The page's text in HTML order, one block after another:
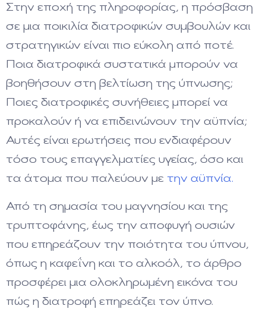
Στην εποχή της πληροφορίας, η πρόσβαση
σε μια ποικιλία διατροφικών συμβουλών και
στρατηγικών είναι πιο εύκολη από ποτέ.
Ποια διατροφικά συστατικά μπορούν να
βοηθήσουν στη βελτίωση της ύπνωσης;
Ποιες διατροφικές συνήθειες μπορεί να
προκαλούν ή να επιδεινώνουν την αϋπνία;
Αυτές είναι ερωτήσεις που ενδιαφέρουν
τόσο τους επαγγελματίες υγείας, όσο και
τα άτομα που παλεύουν με την αϋπνία.
Από τη σημασία του μαγνησίου και της
τρυπτοφάνης, έως την αποφυγή ουσιών
που επηρεάζουν την ποιότητα του ύπνου,
όπως η καφεΐνη και το αλκοόλ, το άρθρο
προσφέρει μια ολοκληρωμένη εικόνα του
πώς η διατροφή επηρεάζει τον ύπνο.